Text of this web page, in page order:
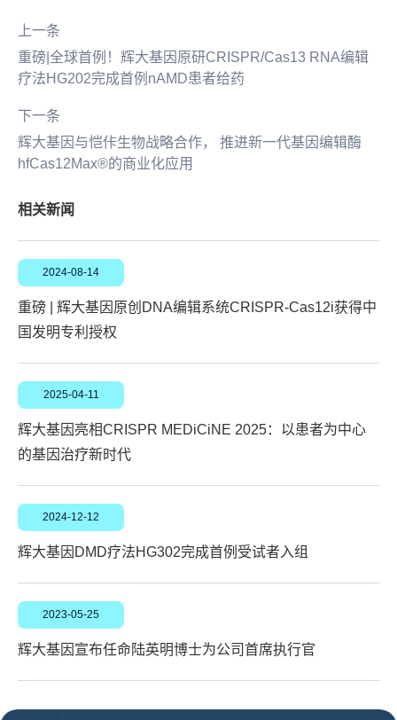
上一条
重磅|全球首例！辉大基因原研CRISPR/Cas13 RNA编辑
疗法HG202完成首例nAMD患者给药
下一条
辉大基因与恺佧生物战略合作， 推进新一代基因编辑酶
hfCas12Max®的商业化应用
相关新闻
2024-08-14
重磅 | 辉大基因原创DNA编辑系统CRISPR-Cas12i获得中
国发明专利授权
2025-04-11
辉大基因亮相CRISPR MEDiCiNE 2025：以患者为中心
的基因治疗新时代
2024-12-12
辉大基因DMD疗法HG302完成首例受试者入组
2023-05-25
辉大基因宣布任命陆英明博士为公司首席执行官